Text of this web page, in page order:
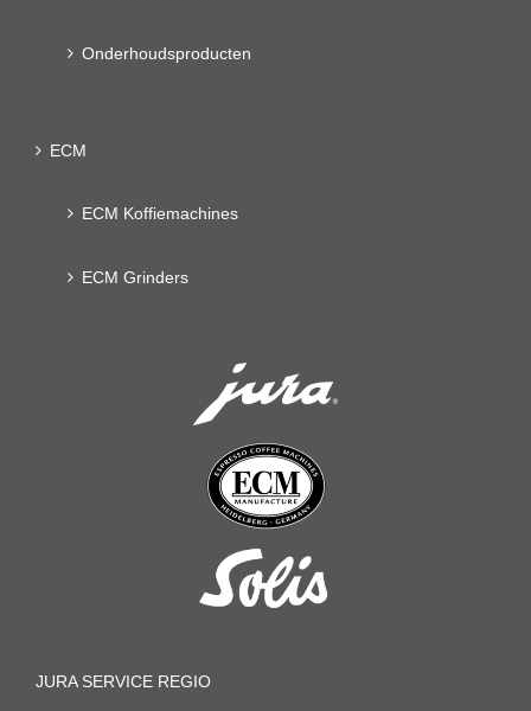
Onderhoudsproducten
ECM
ECM Koffiemachines
ECM Grinders
JURA SERVICE REGIO